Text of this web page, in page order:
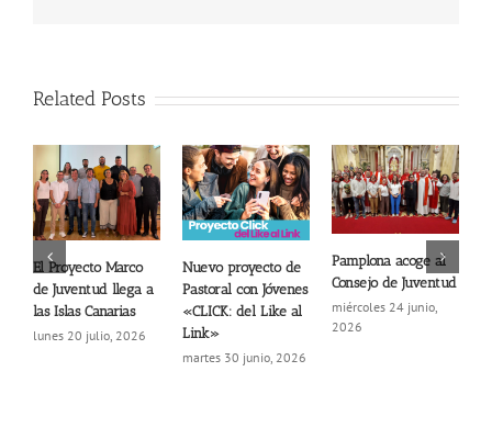
Related Posts
El Proyecto Marco
de Juventud llega a
las Islas Canarias
lunes 20 julio, 2026
Nuevo proyecto de
Pastoral con Jóvenes
«CLICK: del Like al
Link»
martes 30 junio, 2026
Pamplona acoge al
Consejo de Juventud
miércoles 24 junio,
2026